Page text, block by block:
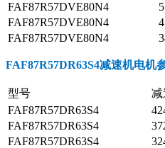
FAF87R57DVE80N4
FAF87R57DVE80N4
FAF87R57DVE80N4
FAF87R57DR63S4减速机电机
型号 减
FAF87R57DR63S4
FAF87R57DR63S4
FAF87R57DR63S4